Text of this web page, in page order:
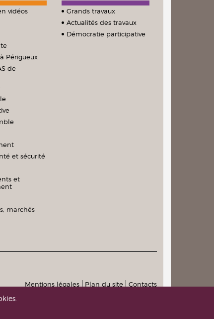
vidéos
Périgueux
de
et sécurité
et
marchés
Grands travaux
Actualités des travaux
Démocratie participative
Mentions légales Plan du site Contacts